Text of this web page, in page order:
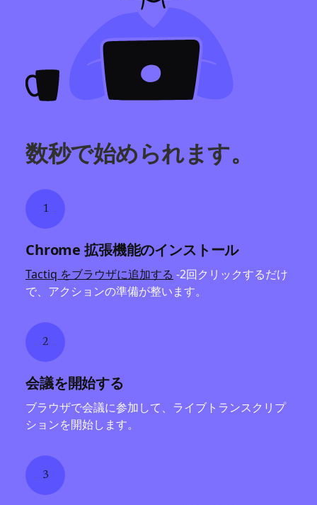
数秒で始められます。
1
Chrome 拡張機能のインストール
Tactiq をブラウザに追加する -2回クリックするだけ
で、アクションの準備が整います。
2
会議を開始する
ブラウザで会議に参加して、ライブトランスクリプ
ションを開始します。
3